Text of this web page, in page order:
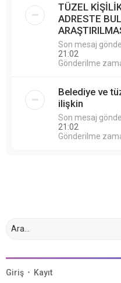
TÜZEL
ADRESTE
Son mesaj
21:02
Gönderilme
Belediye ve
ilişkin
Son mesaj
21:02
Gönderilme
Giriş • Kayıt